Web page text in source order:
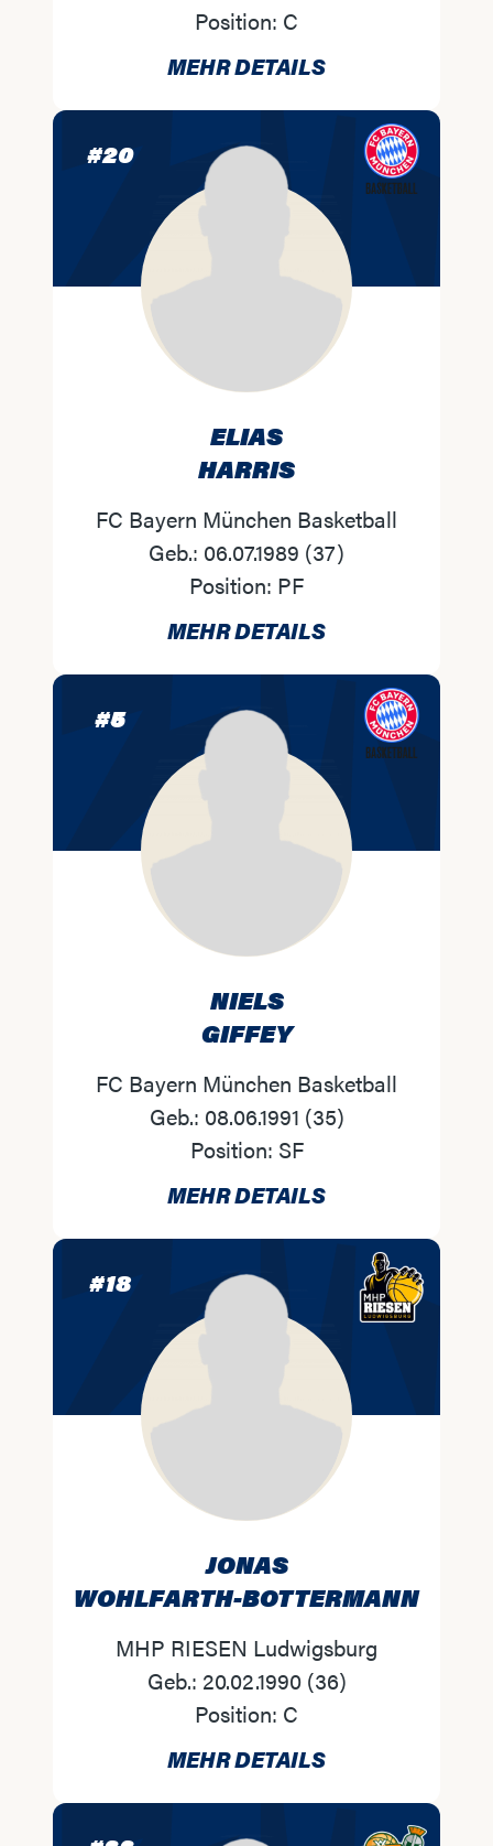
Position: C
MEHR DETAILS
#20
ELIAS
HARRIS
FC Bayern München Basketball
Geb.: 06.07.1989 (37)
Position: PF
MEHR DETAILS
#5
NIELS
GIFFEY
FC Bayern München Basketball
Geb.: 08.06.1991 (35)
Position: SF
MEHR DETAILS
#18
JONAS
WOHLFARTH-BOTTERMANN
MHP RIESEN Ludwigsburg
Geb.: 20.02.1990(36)
Position: C
MEHR DETAILS